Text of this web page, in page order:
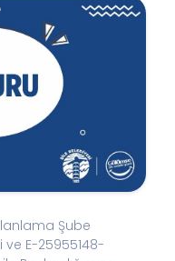
Şube
ve E-25955148-